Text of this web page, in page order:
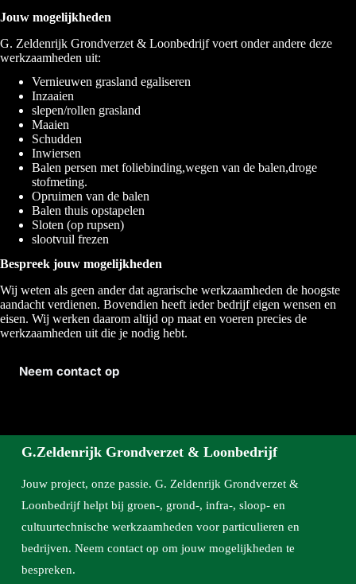
Jouw mogelijkheden
G. Zeldenrijk Grondverzet & Loonbedrijf voert onder andere deze
werkzaamheden uit:
Vernieuwen grasland egaliseren
Inzaaien
slepen/rollen grasland
Maaien
Schudden
Inwiersen
Balen persen met foliebinding,wegen van de balen,droge
stofmeting.
Opruimen van de balen
Balen thuis opstapelen
Sloten (op rupsen)
slootvuil frezen
Bespreek jouw mogelijkheden
Wij weten als geen ander dat agrarische werkzaamheden de hoogste
aandacht verdienen. Bovendien heeft ieder bedrijf eigen wensen en
eisen. Wij werken daarom altijd op maat en voeren precies de
werkzaamheden uit die je nodig hebt.
Neem contact op
G.Zeldenrijk Grondverzet & Loonbedrijf
Jouw project, onze passie. G. Zeldenrijk Grondverzet &
Loonbedrijf helpt bij groen-, grond-, infra-, sloop- en
cultuurtechnische werkzaamheden voor particulieren en
bedrijven. Neem contact op om jouw mogelijkheden te
bespreken.